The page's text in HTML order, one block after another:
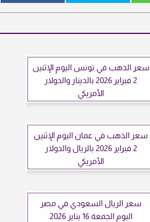
سعر الذهب في تونس اليوم الإثنين
2 فبراير 2026 بالدينار والدولار
الأمريكي
سعر الذهب في عمان اليوم الإثنين
2 فبراير 2026 بالريال والدولار
الأمريكي
سعر الريال السعودي في مصر
اليوم الجمعة 16 يناير 2026